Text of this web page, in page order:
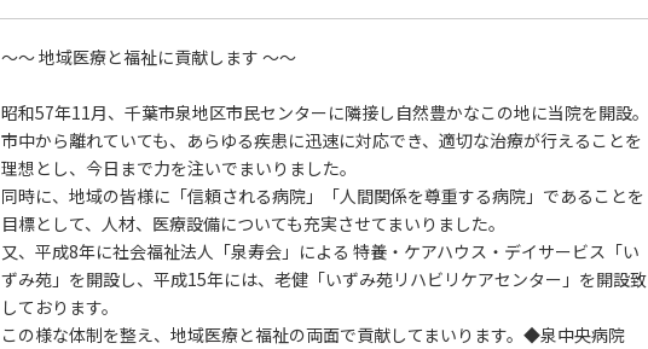
～～ 地域医療と福祉に貢献します ～～
昭和57年11月、千葉市泉地区市民センターに隣接し自然豊かなこの地に当院を開設。
市中から離れていても、あらゆる疾患に迅速に対応でき、適切な治療が行えることを
理想とし、今日まで力を注いでまいりました。
同時に、地域の皆様に「信頼される病院」「人間関係を尊重する病院」であることを
目標として、人材、医療設備についても充実させてまいりました。
又、平成8年に社会福祉法人「泉寿会」による 特養・ケアハウス・デイサービス「い
ずみ苑」を開設し、平成15年には、老健「いずみ苑リハビリケアセンター」を開設致
しております。
この様な体制を整え、地域医療と福祉の両面で貢献してまいります。◆泉中央病院